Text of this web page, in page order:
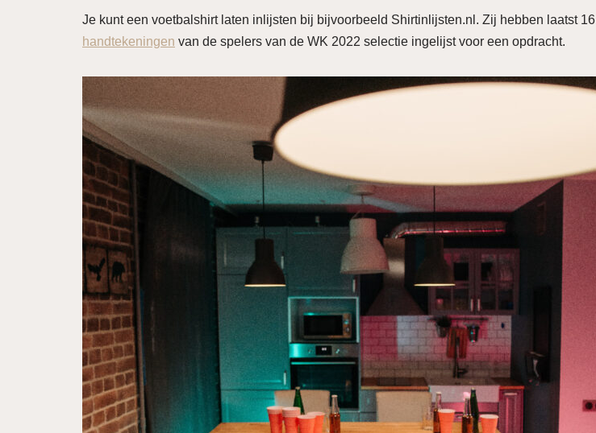
Je kunt een voetbalshirt laten inlijsten bij bijvoorbeeld Shirtinlijsten.nl. Zij hebben laatst 16
handtekeningen van de spelers van de WK 2022 selectie ingelijst voor een opdracht.